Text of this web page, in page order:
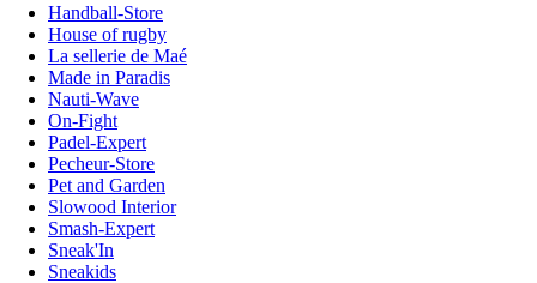
Handball-Store
House of rugby
La sellerie de Maé
Made in Paradis
Nauti-Wave
On-Fight
Padel-Expert
Pecheur-Store
Pet and Garden
Slowood Interior
Smash-Expert
Sneak'In
Sneakids